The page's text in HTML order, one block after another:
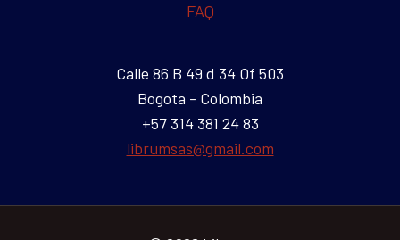
FAQ
Calle 86 B 49 d 34 Of 503
Bogota - Colombia
+57 314 381 24 83
librumsas@gmail.com